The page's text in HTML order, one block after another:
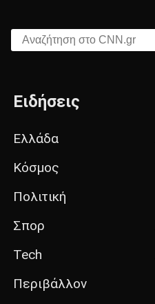
Αναζήτηση στο CNN.gr
Ειδήσεις
Ελλάδα
Κόσμος
Πολιτική
Σπορ
Tech
Περιβάλλον